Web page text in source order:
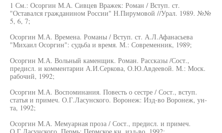
1 См.: Осоргин М.А. Сивцев Вражек: Роман / Вступ. ст.
"Оставался гражданином России" Н.Пирумовой //Урал. 1989. №№
5, 6, 7;
Осоргин М.А. Времена. Романы / Вступ. ст. А.Л.Афанасьева
"Михаил Осоргин": судьба и время. М.: Современник, 1989;
Осоргин М.А. Вольный каменщик. Роман. Рассказы /Сост.,
предисл. и комментарии А.И.Серкова, О.Ю.Авдеевой. М.: Моск.
рабочий, 1992;
Осоргин М.А. Воспоминания. Повесть о сестре / Сост., вступ.
статья и примеч. О.Г.Ласунского. Воронеж: Изд-во Воронеж, ун-
та, 1992;
Осоргин М.А. Мемуарная проза / Сост., предисл. и примеч.